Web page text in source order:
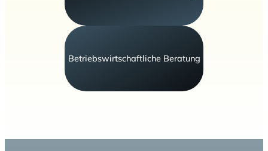
Betriebswirtschaftliche Beratung